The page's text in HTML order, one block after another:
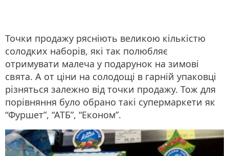
Точки продажу рясніють великою кількістю
солодких наборів, які так полюбляє
отримувати малеча у подарунок на зимові
свята. А от ціни на солодощі в гарній упаковці
різняться залежно від точки продажу. Тож для
порівняння було обрано такі супермаркети як
“Фуршет”, “АТБ”, “Економ”.